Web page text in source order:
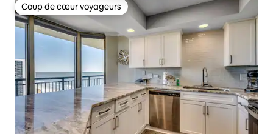
Coup de cœur voyageurs
Coup de cœur voyageurs